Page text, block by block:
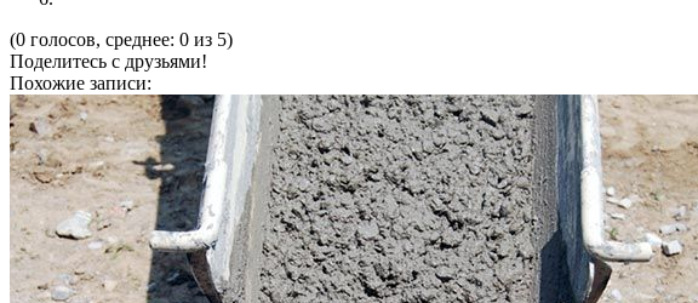
(0 голосов, среднее: 0 из 5)
Поделитесь с друзьями!
Похожие записи: